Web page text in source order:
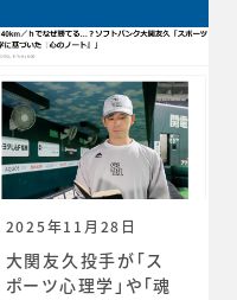
ます。第一回のトレー
ニングの様子や受講
者のインタビューが
掲載されました。htt
ps://www.jaaf.or.
jp/news/a
友久「野球はアー
トとサイエンスで
す」【FRIDAY…
2025年11月28日
大関友久投手が「ス
ポーツ心理学」や「魂